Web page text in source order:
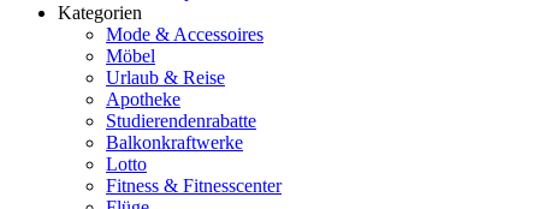
Kategorien
Mode & Accessoires
Möbel
Urlaub & Reise
Apotheke
Studierendenrabatte
Balkonkraftwerke
Lotto
Fitness & Fitnesscenter